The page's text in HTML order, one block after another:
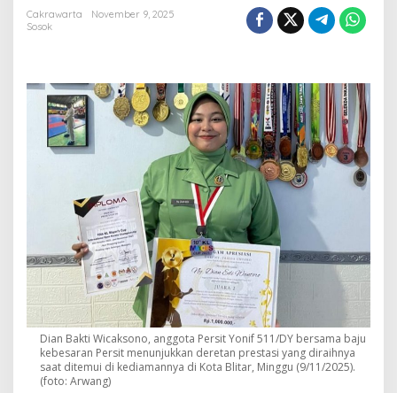
m
n
i
f
5
e
P
a
n
g
g
u
n
g
D
u
n
Cakrawarta
November 9, 2025
Sosok
Dian Bakti Wicaksono, anggota Persit Yonif 511/DY bersama baju
kebesaran Persit menunjukkan deretan prestasi yang diraihnya
saat ditemui di kediamannya di Kota Blitar, Minggu (9/11/2025).
(foto: Arwang)